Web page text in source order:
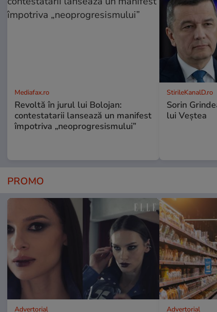
Mediafax.ro
Revoltă în jurul lui Bolojan:
contestatarii lansează un manifest
împotriva „neoprogresismului”
StirileKanalD.ro
Sorin
lui Veștea
PROMO
Advertorial Advertorial